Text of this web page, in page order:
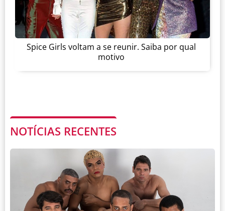
Spice Girls voltam a se reunir. Saiba por qual
motivo
NOTÍCIAS RECENTES